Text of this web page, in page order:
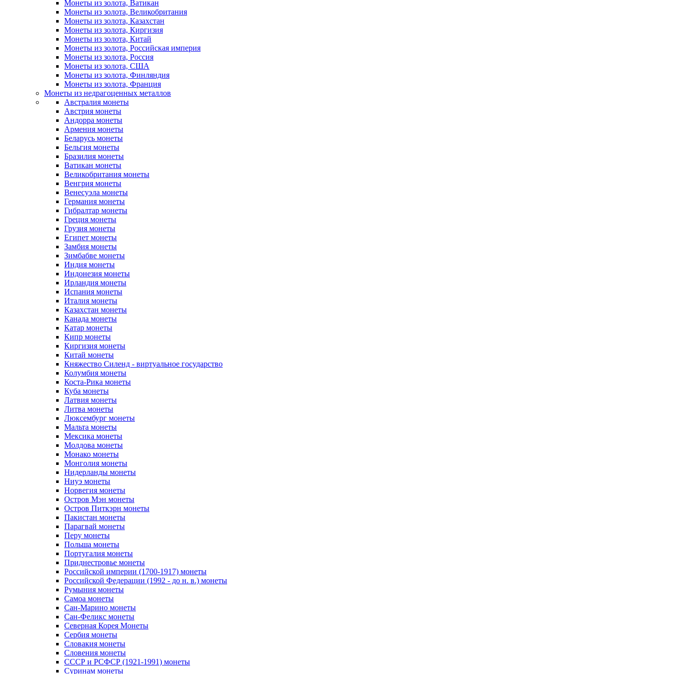
Монеты из золота, Ватикан
Монеты из золота, Великобритания
Монеты из золота, Казахстан
Монеты из золота, Киргизия
Монеты из золота, Китай
Монеты из золота, Российская империя
Монеты из золота, Россия
Монеты из золота, США
Монеты из золота, Финляндия
Монеты из золота, Франция
Монеты из недрагоценных металлов
Австралия монеты
Австрия монеты
Андорра монеты
Армения монеты
Беларусь монеты
Бельгия монеты
Бразилия монеты
Ватикан монеты
Великобритания монеты
Венгрия монеты
Венесуэла монеты
Германия монеты
Гибралтар монеты
Греция монеты
Грузия монеты
Египет монеты
Замбия монеты
Зимбабве монеты
Индия монеты
Индонезия монеты
Ирландия монеты
Испания монеты
Италия монеты
Казахстан монеты
Канада монеты
Катар монеты
Кипр монеты
Киргизия монеты
Китай монеты
Княжество Силенд - виртуальное государство
Колумбия монеты
Коста-Рика монеты
Куба монеты
Латвия монеты
Литва монеты
Люксембург монеты
Мальта монеты
Мексика монеты
Молдова монеты
Монако монеты
Монголия монеты
Нидерланды монеты
Ниуэ монеты
Норвегия монеты
Остров Мэн монеты
Остров Питкэрн монеты
Пакистан монеты
Парагвай монеты
Перу монеты
Польша монеты
Португалия монеты
Приднестровье монеты
Российской империи (1700-1917) монеты
Российской Федерации (1992 - до н. в.) монеты
Румыния монеты
Самоа монеты
Сан-Марино монеты
Сан-Феликс монеты
Северная Корея Монеты
Сербия монеты
Словакия монеты
Словения монеты
СССР и РСФСР (1921-1991) монеты
Суринам монеты